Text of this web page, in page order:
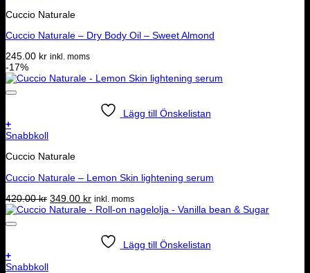
Cuccio Naturale
Cuccio Naturale – Dry Body Oil – Sweet Almond
245.00 kr inkl. moms
-17%
Lägg till Önskelistan
+
Snabbkoll
Cuccio Naturale
Cuccio Naturale – Lemon Skin lightening serum
420.00kr Det
ursprungliga
349.00 krDet
nuvarande
349.00 kr.
inkl. moms
Lägg till Önskelistan
+
Snabbkoll